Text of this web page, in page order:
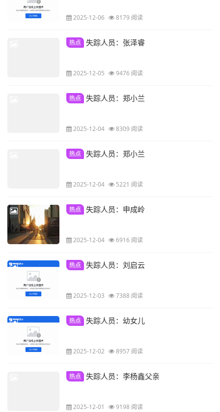
2025-12-06 8179 阅读
热点 失踪人员：张泽睿
2025-12-05 9476 阅读
热点 失踪人员：郑小兰
2025-12-04 8309 阅读
热点 失踪人员：郑小兰
2025-12-04 5221 阅读
热点 失踪人员：申成岭
2025-12-04 6916 阅读
热点 失踪人员：刘启云
2025-12-03 7388 阅读
热点 失踪人员：幼女儿
2025-12-02 8957 阅读
热点 失踪人员：李杨鑫父亲
2025-12-01 9198 阅读